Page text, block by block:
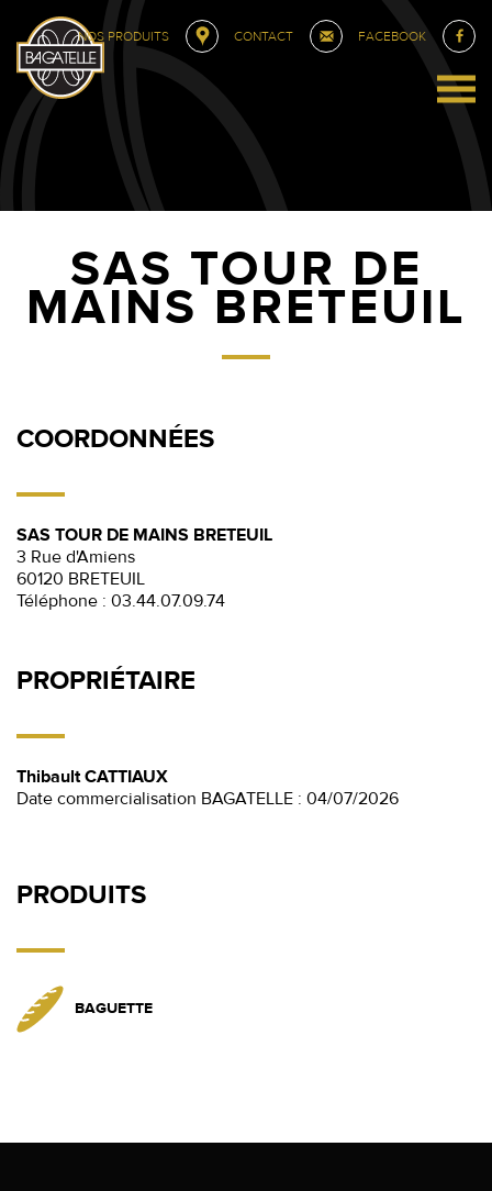
NOS PRODUITS CONTACT FACEBOOK
SAS TOUR DE
MAINS BRETEUIL
PRODUITS
BAGUETTE
COORDONNÉES
SAS TOUR DE MAINS BRETEUIL
3 Rue d'Amiens
60120 BRETEUIL
Téléphone : 03.44.07.09.74
PROPRIÉTAIRE
Thibault CATTIAUX
Date commercialisation BAGATELLE : 04/07/2026